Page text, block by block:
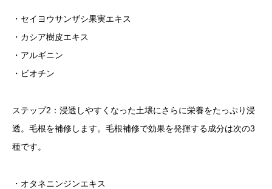
・セイヨウサンザシ果実エキス
・カシア樹皮エキス
・アルギニン
・ビオチン
ステップ2：浸透しやすくなった土壌にさらに栄養をたっぷり浸
透。毛根を補修します。毛根補修で効果を発揮する成分は次の3
種です。
・オタネニンジンエキス